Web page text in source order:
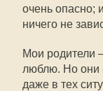
очень опасно;
ничего не
Мои родители
люблю. Но они
даже в тех